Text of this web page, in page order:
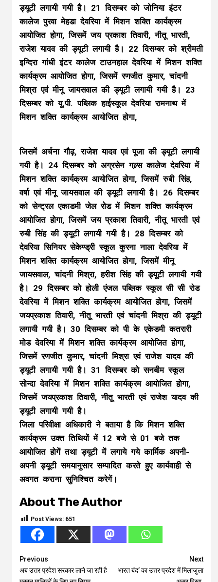
ड्यूटी लगायी गयी है। 21 दिसम्बर को जोनिया इंटर
कालेज पुरवा मेहडा देवरिया में मिशन शक्ति कार्यक्रम
आयोजित होगा, जिसमें जय प्रकाश तिवारी, नीतू भारती,
राजेश यादव की ड्यूटी लगायी है। 22 दिसम्बर को श्रीमती
इन्दिरा गांधी इंटर कालेज टाउनहाल देवरिया में मिशन शक्ति
कार्यक्रम आयोजित होगा, जिसमें रणजीत कुमार, चांदनी
मिश्रा एवं मीनू जायसवाल की ड्यूटी लगायी गयी है। 23
दिसम्बर को यू.पी. पब्लिक हाईस्कूल देवरिया रामनाथ में
मिशन शक्ति कार्यक्रम आयोजित होगा,
जिसमें अर्चना गौढ़, राजेश यादव एवं पूजा की ड्यूटी लगायी
गयी है। 24 दिसम्बर को अग्रसेन गल्र्स कालेज देवरिया में
मिशन शक्ति कार्यक्रम आयोजित होगा, जिसमें रुबी सिंह,
वर्षा एवं मीनू जायसवाल की ड्यूटी लगायी है। 26 दिसम्बर
को सेन्ट्रल एकाडमी जेल रोड में मिशन शक्ति कार्यक्रम
आयोजित होगा, जिसमें जय प्रकाश तिवारी, नीतू भारती एवं
रुबी सिंह की ड्यूटी लगायी गयी है। 28 दिसम्बर को
देवरिया सिनियर सेकेण्ड्री स्कूल कुरना नाला देवरिया में
मिशन शक्ति कार्यक्रम आयोजित होगा, जिसमें मीनू
जायसवाल, चांदनी मिश्रा, हरीश सिंह की ड्यूटी लगायी गयी
है। 29 दिसम्बर को होली एंजल पब्लिक स्कूल सी सी रोड
देवरिया में मिशन शक्ति कार्यक्रम आयोजित होगा, जिसमें
जयप्रकाश तिवारी, नीतू भारती एवं चांदनी मिश्रा की ड्यूटी
लगायी गयी है। 30 दिसम्बर को पी के एकेडमी कतरारी
मोड देवरिया में मिशन शक्ति कार्यक्रम आयोजित होगा,
जिसमें रणजीत कुमार, चांदनी मिश्रा एवं राजेश यादव की
ड्यूटी लगायी गयी है। 31 दिसम्बर को सनबीम स्कूल
सोन्दा देवरिया में मिशन शक्ति कार्यक्रम आयोजित होगा,
जिसमें जयप्रकाश तिवारी, नीतू भारती एवं राजेश यादव की
ड्यूटी लगायी गयी है।
जिला परिवीक्षा अधिकारी ने बताया है कि मिशन शक्ति
कार्यक्रम उक्त तिथियों में 12 बजे से 01 बजे तक
आयोजित होगें तथा ड्यूटी में लगाये गये कार्मिक अपनी-
अपनी ड्यूटी समयानुसार सम्पादित करते हुए कार्यवाही से
अवगत कराना सुनिश्चित करेगें।
About The Author
Post Views: 651
Continue
Reading
Previous
अब उत्तर प्रदेश सरकार लाने जा रही है
Next
भारत बंद’ का उत्तर प्रदेश में मिलाजुला